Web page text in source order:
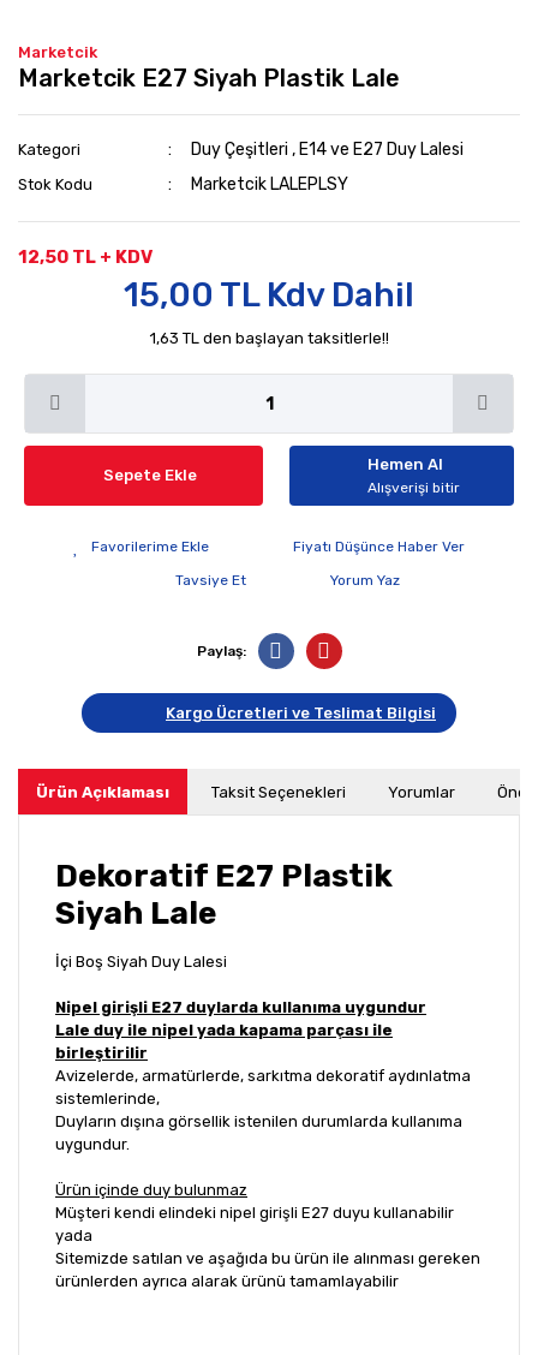
Marketcik
Marketcik E27 Siyah Plastik Lale
Kategori Duy Çeşitleri , E14 ve E27 Duy Lalesi
Stok Kodu Marketcik LALEPLSY
12,50 TL + KDV
15,00 TL Kdv Dahil
1,63 TL den başlayan taksitlerle!!
Sepete Ekle
Hemen Al
Alışverişi bitir
Fiyatı Düşünce Haber Ver
Tavsiye Et
Yorum Yaz
Paylaş:
Kargo Ücretleri ve Teslimat Bilgisi
Ürün Açıklaması Taksit Seçenekleri Yorumlar
Dekoratif E27 Plastik
Siyah Lale
İçi Boş Siyah Duy Lalesi
Nipel girişli E27 duylarda kullanıma uygundur
Lale duy ile nipel yada kapama parçası ile
birleştirilir
Avizelerde, armatürlerde, sarkıtma dekoratif aydınlatma
sistemlerinde,
Duyların dışına görsellik istenilen durumlarda kullanıma
uygundur.
Ürün içinde duy bulunmaz
Müşteri kendi elindeki nipel girişli E27 duyu kullanabilir
yada
Sitemizde satılan ve aşağıda bu ürün ile alınması gereken
ürünlerden ayrıca alarak ürünü tamamlayabilir